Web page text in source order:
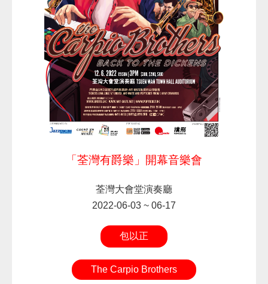
「荃灣有爵樂」開幕音樂會
荃灣大會堂演奏廳
2022-06-03 ~ 06-17
包以正
The Carpio Brothers